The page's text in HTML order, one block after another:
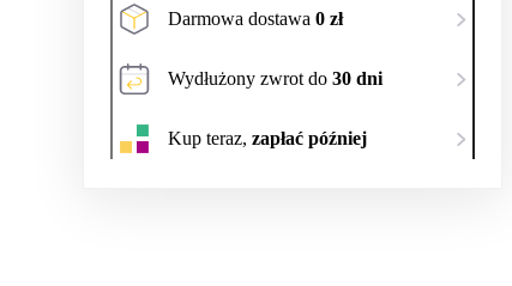
Darmowa dostawa 0 zł
Wydłużony zwrot do 30 dni
Kup teraz, zapłać później